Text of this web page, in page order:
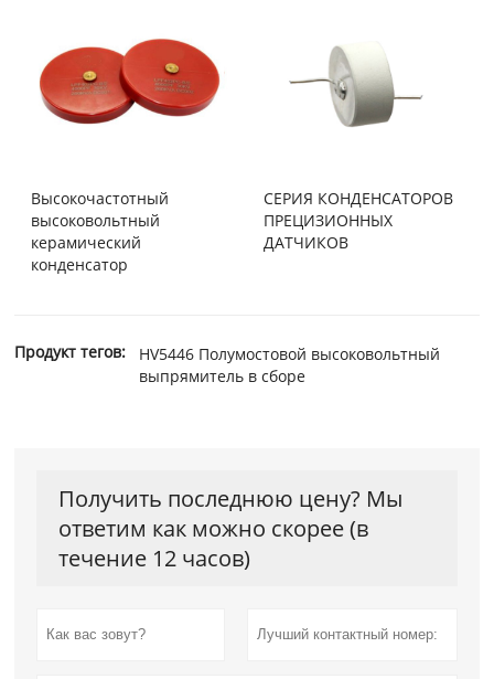
Высокочастотный
высоковольтный
керамический
конденсатор
СЕРИЯ КОНДЕНСАТОРОВ
ПРЕЦИЗИОННЫХ
ДАТЧИКОВ
Продукт тегов:
HV5446 Полумостовой высоковольтный
выпрямитель в сборе
Получить последнюю цену? Мы
ответим как можно скорее (в
течение 12 часов)